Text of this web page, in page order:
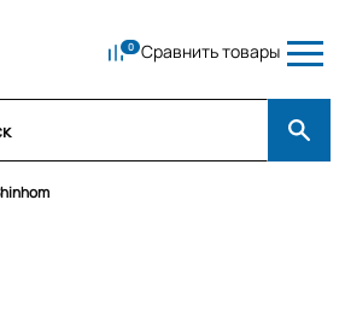
Сравнить товары